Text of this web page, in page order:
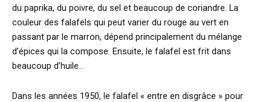
du paprika, du poivre, du sel et beaucoup de coriandre. La
couleur des falafels qui peut varier du rouge au vert en
passant par le marron, dépend principalement du mélange
d’épices qui la compose. Ensuite, le falafel est frit dans
beaucoup d’huile…
Dans les années 1950, le falafel « entre en disgrâce » pour